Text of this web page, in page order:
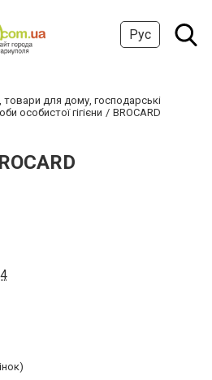
Рус
для дому, господарські
особистої гігієни BROCARD